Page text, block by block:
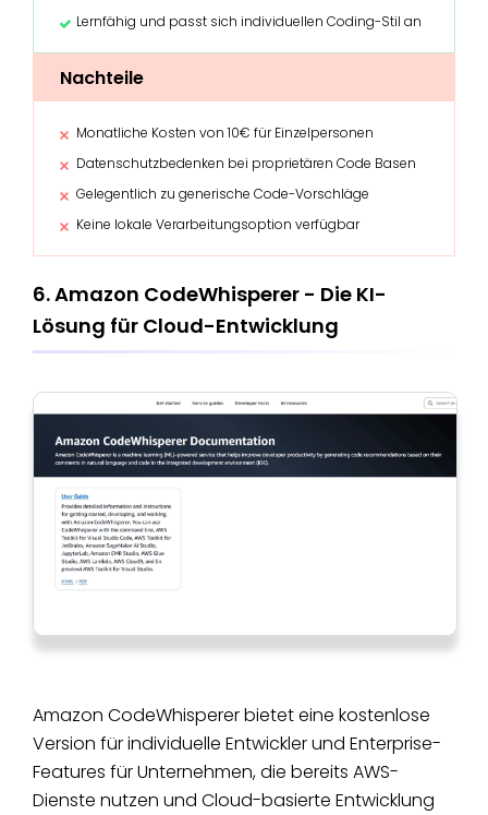
Lernfähig und passt sich individuellen Coding-Stil an
Nachteile
Monatliche Kosten von 10€ für Einzelpersonen
Datenschutzbedenken bei proprietären Code Basen
Gelegentlich zu generische Code-Vorschläge
Keine lokale Verarbeitungsoption verfügbar
6. Amazon CodeWhisperer - Die KI-
Lösung für Cloud-Entwicklung
Amazon CodeWhisperer bietet eine kostenlose
Version für individuelle Entwickler und Enterprise-
Features für Unternehmen, die bereits AWS-
Dienste nutzen und Cloud-basierte Entwicklung